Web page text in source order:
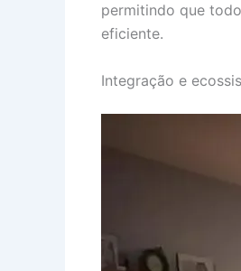
permitindo que
eficiente.
Integração e